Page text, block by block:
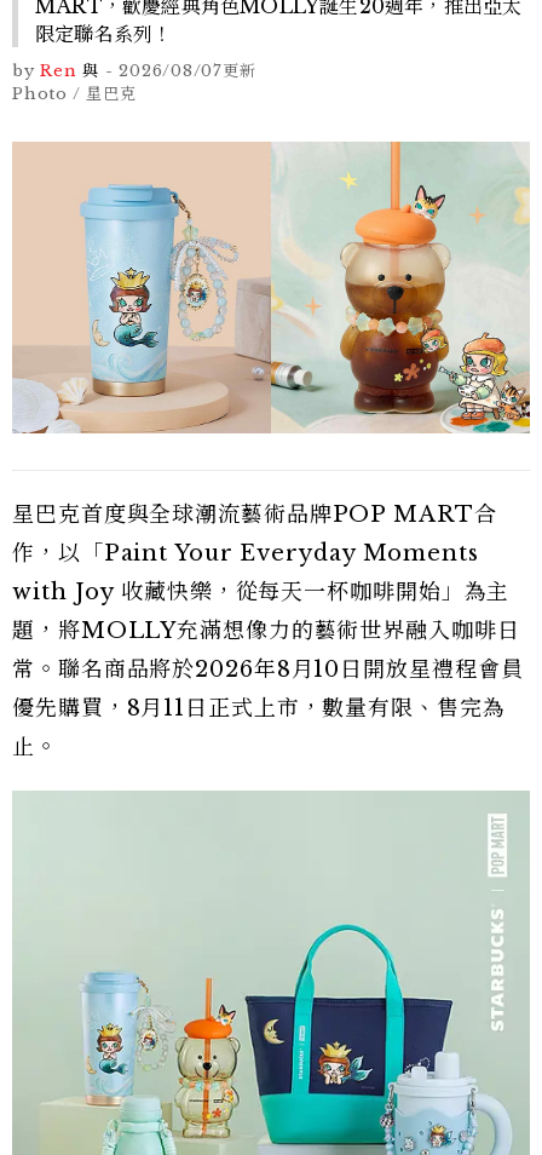
MART，歡慶經典角色MOLLY誕生20週年，推出亞太
限定聯名系列！
by Ren與 -2026/08/07更新
Photo / 星巴克
星巴克首度與全球潮流藝術品牌POP MART合
作，以「Paint Your Everyday Moments
with Joy 收藏快樂，從每天一杯咖啡開始」為主
題，將MOLLY充滿想像力的藝術世界融入咖啡日
常。聯名商品將於2026年8月10日開放星禮程會員
優先購買，8月11日正式上市，數量有限、售完為
止。